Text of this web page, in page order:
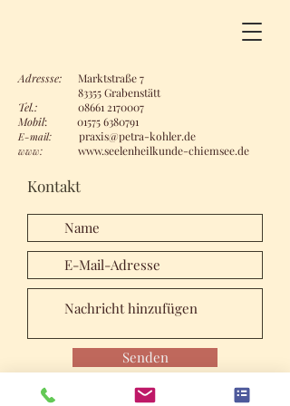
Adressse: Marktstraße 7
83355 Grabenstätt
Tel.:
08661 2170007
Mobil: 01575 6380791
E-mail: praxis@petra-kohler.de
www: www.seelenheilkunde-chiemsee.de
Kontakt
Senden